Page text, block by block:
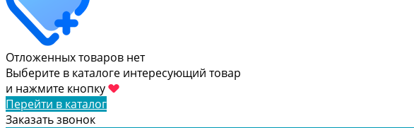
Отложенных товаров нет
Выберите в каталоге интересующий товар
и нажмите кнопку
Перейти в каталог
Заказать звонок